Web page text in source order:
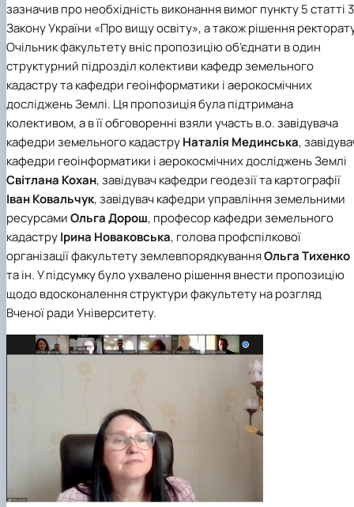
зазначив про необхідність виконання вимог пункту 5 статті
Закону України «Про вищу освіту», а також рішення
Очільник факультету вніс пропозицію об’єднати в один
структурний підрозділ колективи кафедр земельного
кадастру та кафедри геоінформатики і аерокосмічних
досліджень Землі. Ця пропозиція була підтримана
колективом, а в її обговоренні взяли участь в.о. завідувача
кафедри земельного кадаструНаталія Мединська,
кафедри геоінформатики і аерокосмічних досліджень Землі
Світлана Кохан, завідувач кафедри геодезії та картографії
Іван Ковальчук, завідувач кафедри управління земельними
ресурсамиОльга Дорош, професор кафедри земельного
кадаструІрина Новаковська, голова профспілкової
організації факультету землевпорядкуванняОльга Тихенко
та ін. У підсумку було ухвалено рішення внести пропозицію
щодо вдосконалення структури факультету на розгляд
Вченої ради Університету.